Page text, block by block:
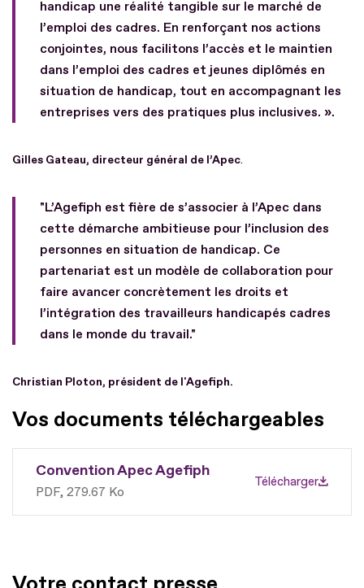
handicap une réalité tangible sur le marché de
l’emploi des cadres. En renforçant nos actions
conjointes, nous facilitons l’accès et le maintien
dans l’emploi des cadres et jeunes diplômés en
situation de handicap, tout en accompagnant les
entreprises vers des pratiques plus inclusives. ».
Gilles Gateau, directeur général de l’Apec.
"L’Agefiph est fière de s’associer à l’Apec dans
cette démarche ambitieuse pour l’inclusion des
personnes en situation de handicap. Ce
partenariat est un modèle de collaboration pour
faire avancer concrètement les droits et
l’intégration des travailleurs handicapés cadres
dans le monde du travail."
Christian Ploton, président de l'Agefiph.
Vos documents téléchargeables
Convention Apec Agefiph
PDF 279.67 Ko
Télécharger